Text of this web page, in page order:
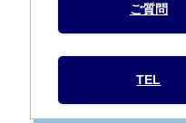
ご質問
TEL